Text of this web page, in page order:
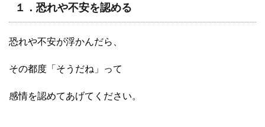
１．恐れや不安を認める
恐れや不安が浮かんだら、
その都度「そうだね」って
感情を認めてあげてください。